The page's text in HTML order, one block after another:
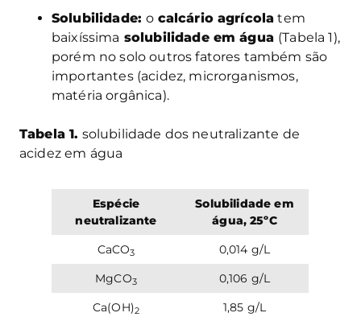
Solubilidade:o calcário agrícola tem
baixíssima solubilidade em água (Tabela 1),
porém no solo outros fatores também são
importantes (acidez, microrganismos,
matéria orgânica).
Tabela 1. solubilidade dos neutralizante de
acidez em água
Espécie
neutralizante
Solubilidade em
água, 25ºC
CaCO3
0,014 g/L
MgCO3
0,106 g/L
Ca(OH)2
1,85 g/L